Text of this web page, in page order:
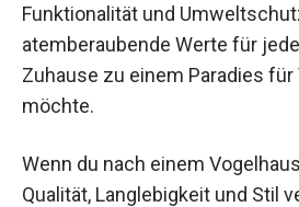
Funktionalität und
atemberaubende Werte für
Zuhause zu einem Paradies
möchte.
Wenn du nach einem
Qualität, Langlebigkeit und Stil